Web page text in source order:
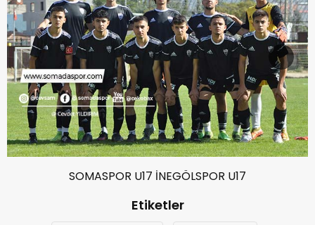
SOMASPOR U17 İNEGÖLSPOR U17
Etiketler